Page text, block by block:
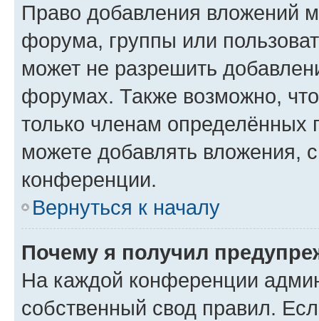
Право добавления вложений
форума, группы или
может не разрешить
форумах. Также возможно,
только членам определённых
можете добавлять вложения,
конференции.
Вернуться к началу
Почему я получил
На каждой конференции
собственный свод правил.